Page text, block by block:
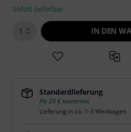
Sofort lieferbar
1 IN DEN
Standardlieferung
Ab 29 € kostenlos
Lieferung in ca. 1-3 Werktagen